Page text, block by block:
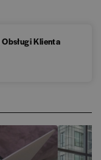
Klienta